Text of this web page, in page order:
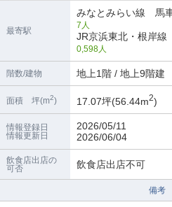
元町・中華街駅の店舗物件・貸店
新高島駅の店舗物件・貸店舗・テ
最寄駅
みなとみらい線
7人
JR京浜東北・根
0,598人
階数/建物 地上1階 / 地上9階建
面積 坪(m2) 17.07坪(56.44m2)
情報登録日
情報更新日
2026/05/11
2026/06/04
飲食店出店の
可否
飲食店出店不可
備考